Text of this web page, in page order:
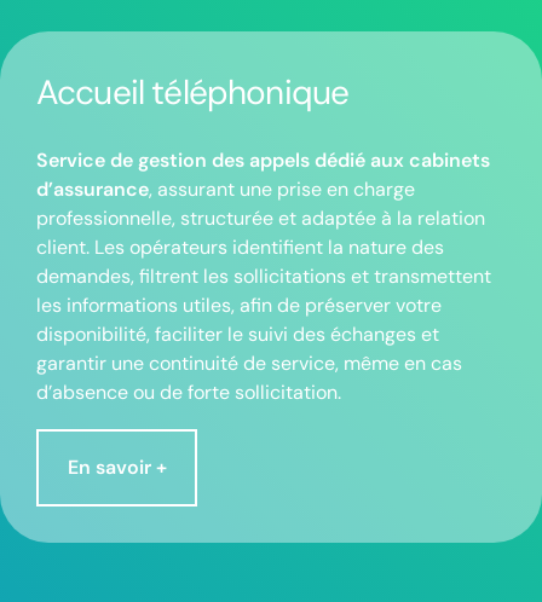
Accueil téléphonique
Service de gestion des appels dédié aux cabinets
d’assurance, assurant une prise en charge
professionnelle, structurée et adaptée à la relation
client. Les opérateurs identifient la nature des
demandes, filtrent les sollicitations et transmettent
les informations utiles, afin de préserver votre
disponibilité, faciliter le suivi des échanges et
garantir une continuité de service, même en cas
d’absence ou de forte sollicitation.
En savoir +